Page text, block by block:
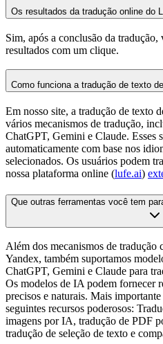
Os resultados da tradução online do
Sim, após a conclusão da
resultados com um clique.
Como funciona a tradução de texto
Em nosso site, a tradução de texto
vários mecanismos de tradução,
ChatGPT, Gemini e Claude. Esses
automaticamente com base nos
selecionados. Os usuários podem
nossa plataforma online (lufe.ai)
Que outras ferramentas você tem
Além dos mecanismos de
Yandex, também suportamos
ChatGPT, Gemini e Claude para
Os modelos de IA podem fornecer
precisos e naturais. Mais
seguintes recursos poderosos:
imagens por IA, tradução de PDF
tradução de seleção de texto e